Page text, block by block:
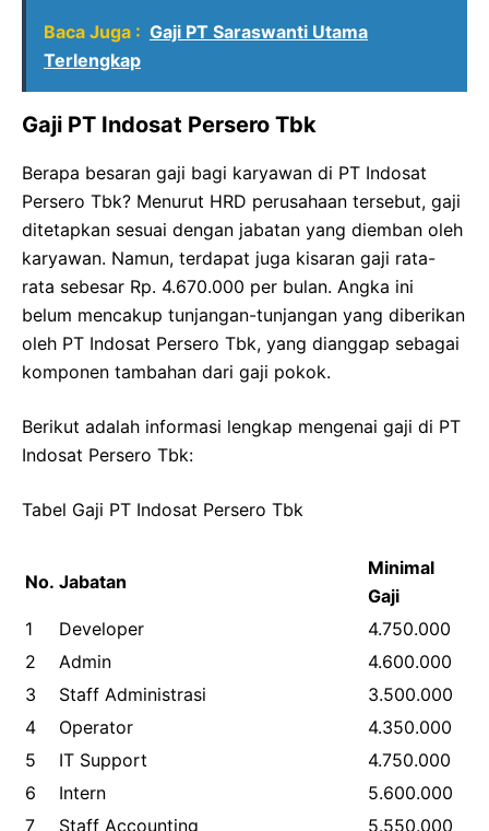
Baca Juga : Gaji PT Saraswanti Utama
Terlengkap
Gaji PT Indosat Persero Tbk
Berapa besaran gaji bagi karyawan di PT Indosat
Persero Tbk? Menurut HRD perusahaan tersebut, gaji
ditetapkan sesuai dengan jabatan yang diemban oleh
karyawan. Namun, terdapat juga kisaran gaji rata-
rata sebesar Rp. 4.670.000 per bulan. Angka ini
belum mencakup tunjangan-tunjangan yang diberikan
oleh PT Indosat Persero Tbk, yang dianggap sebagai
komponen tambahan dari gaji pokok.
Berikut adalah informasi lengkap mengenai gaji di PT
Indosat Persero Tbk:
Tabel Gaji PT Indosat Persero Tbk
No. Jabatan
Minimal
Gaji
1
Developer
4.750.000
2
Admin
4.600.000
3
Staff Administrasi
3.500.000
4
Operator
4.350.000
5
IT Support
4.750.000
6
Intern
5.600.000
7
Staff Accounting
5.550.000